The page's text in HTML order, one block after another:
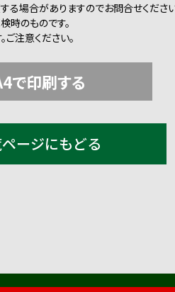
場合がありますのでお問合せくださ
のものです。
注意ください。
で印刷する
ージにもどる